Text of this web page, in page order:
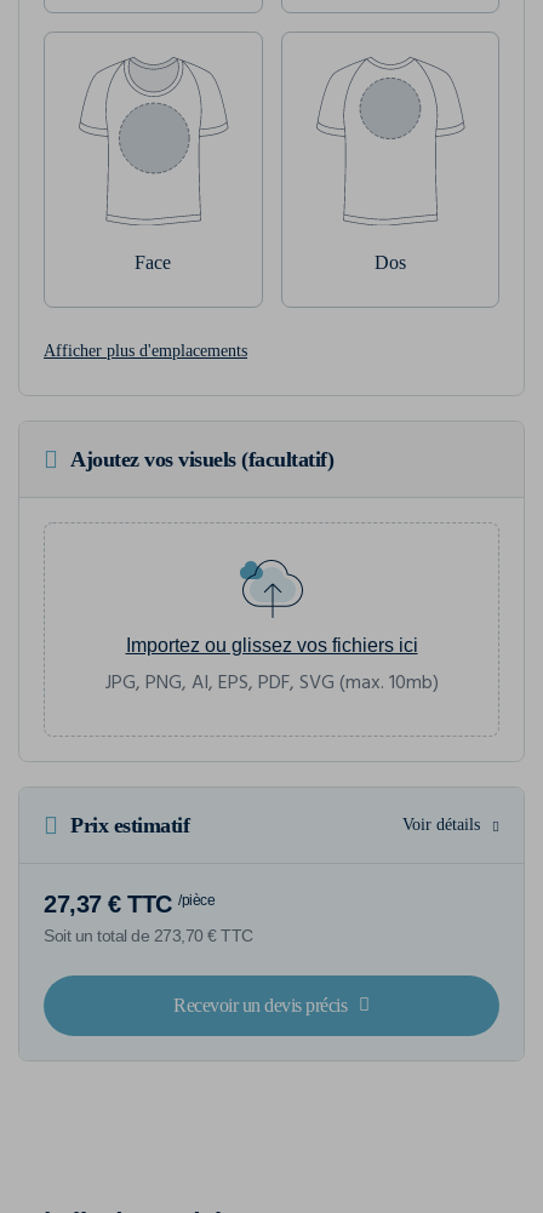
Face Dos
Afficher plus d'emplacements
Ajoutez vos visuels (facultatif)
Importez ou glissez vos fichiers ici
JPG, PNG, AI, EPS, PDF, SVG (max. 10mb)
Prix estimatif Voir détails
27,37 € TTC /pièce
Soit un total de 273,70 € TTC
Recevoir un devis précis